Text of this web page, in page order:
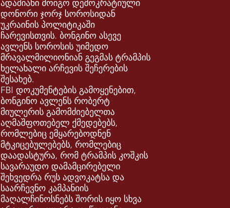
ადამიანი მოიგო დემოკრატიული
დონორი ჯორჯ სოროსიდან
უკრაინის პოლიტიკაში
ჩარევისთვის. ბონგინო ასევე
ავლენს სოროსის უიმედო
მრავალმილიონიან გეგმას ტრამპის
ხელახალი არჩევის შეჩერების
შესახებ.
FBI დოკუმენტების გამოყენებით,
ბონგინო ავლენს რობერტ
მიულერის გამომძიებელთა
აღმაშფოთებელ ქმედებებს,
რომლებიც ემყარებოდნენ
მტკიცებულებებს, რომლებიც
დაადასტურა, რომ ტრამპის კოშკის
სავარაუდო დამამცირებელი
შეხვედრა რუს ადვოკატსა და
საარჩევნო კამპანიის
მაღალჩინოსნებს შორის იყო სხვა